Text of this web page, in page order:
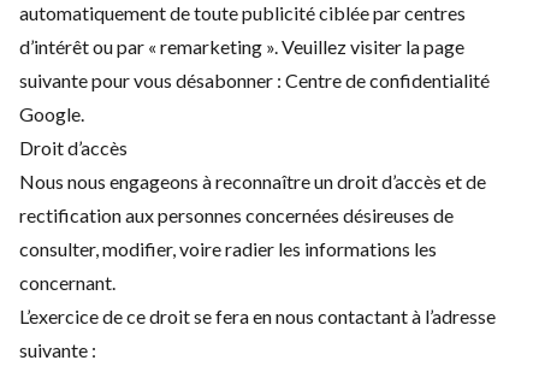
automatiquement de toute publicité ciblée par centres
d’intérêt ou par « remarketing ». Veuillez visiter la page
suivante pour vous désabonner : Centre de confidentialité
Google.
Droit d’accès
Nous nous engageons à reconnaître un droit d’accès et de
rectification aux personnes concernées désireuses de
consulter, modifier, voire radier les informations les
concernant.
L’exercice de ce droit se fera en nous contactant à l’adresse
suivante :